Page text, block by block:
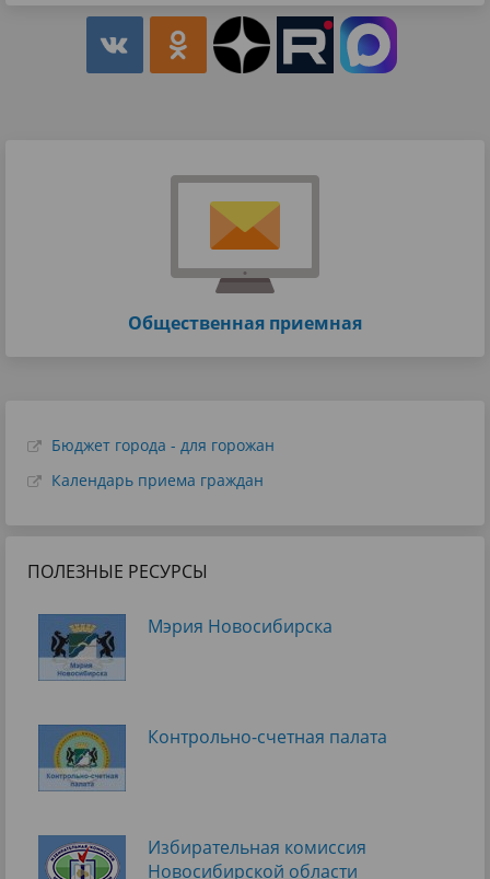
Общественная приемная
Бюджет города - для горожан
Календарь приема граждан
ПОЛЕЗНЫЕ РЕСУРСЫ
Мэрия Новосибирска
Контрольно-счетная палата
Избирательная комиссия
Новосибирской области